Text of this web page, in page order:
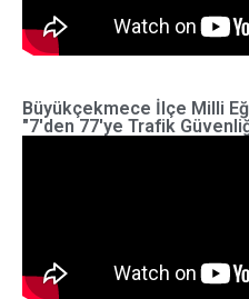
Büyükçekmece İlçe Milli
"7'den 77'ye Trafik